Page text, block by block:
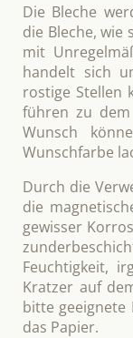
Die Bleche
die Bleche, wie
mit
handelt sich
rostige Stellen
führen zu dem
Wunsch
Wunschfarbe
Durch die
die
gewisser
Feuchtigkeit,
Kratzer auf
bitte geeignete
das Papier.